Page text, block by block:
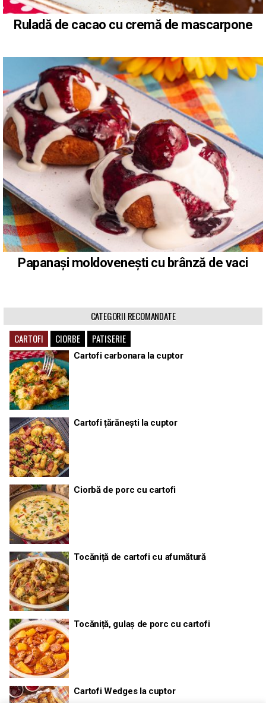
Ruladă de cacao cu cremă de mascarpone
Papanași moldovenești cu brânză de vaci
CATEGORII RECOMANDATE
CARTOFI
CIORBE PATISERIE
Cartofi carbonara la cuptor
Cartofi țărănești la cuptor
Ciorbă de porc cu cartofi
Tocăniță de cartofi cu afumătură
Tocăniță, gulaș de porc cu cartofi
Cartofi Wedges la cuptor